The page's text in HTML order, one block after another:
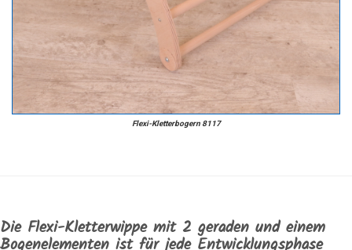
Flexi-Kletterbogern 8117
Die Flexi-Kletterwippe mit 2 geraden und einem